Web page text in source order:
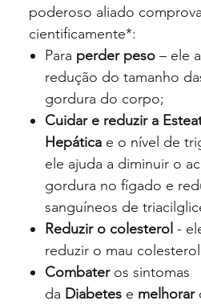
poderoso aliado
cientificamente*:
Para perder peso– ele
redução do tamanho
gordura do corpo;
Cuidar e reduzir a
Hepáticae o nível de
ele ajuda a diminuir o
gordura no fígado e
sanguíneos de
Reduzir o colesterol-
reduzir o mau
Combateros sintomas
da Diabetes e melhorar